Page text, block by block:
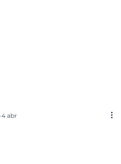
4 abr